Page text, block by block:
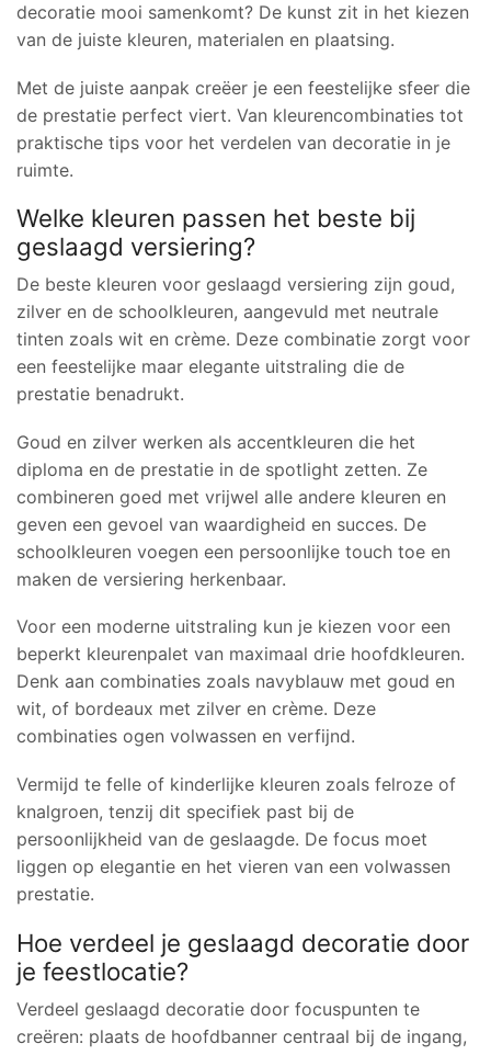
decoratie mooi samenkomt? De kunst zit in het kiezen
van de juiste kleuren, materialen en plaatsing.
Met de juiste aanpak creëer je een feestelijke sfeer die
de prestatie perfect viert. Van kleurencombinaties tot
praktische tips voor het verdelen van decoratie in je
ruimte.
Welke kleuren passen het beste bij
geslaagd versiering?
De beste kleuren voor geslaagd versiering zijn goud,
zilver en de schoolkleuren, aangevuld met neutrale
tinten zoals wit en crème. Deze combinatie zorgt voor
een feestelijke maar elegante uitstraling die de
prestatie benadrukt.
Goud en zilver werken als accentkleuren die het
diploma en de prestatie in de spotlight zetten. Ze
combineren goed met vrijwel alle andere kleuren en
geven een gevoel van waardigheid en succes. De
schoolkleuren voegen een persoonlijke touch toe en
maken de versiering herkenbaar.
Voor een moderne uitstraling kun je kiezen voor een
beperkt kleurenpalet van maximaal drie hoofdkleuren.
Denk aan combinaties zoals navyblauw met goud en
wit, of bordeaux met zilver en crème. Deze
combinaties ogen volwassen en verfijnd.
Vermijd te felle of kinderlijke kleuren zoals felroze of
knalgroen, tenzij dit specifiek past bij de
persoonlijkheid van de geslaagde. De focus moet
liggen op elegantie en het vieren van een volwassen
prestatie.
Hoe verdeel je geslaagd decoratie door
je feestlocatie?
Verdeel geslaagd decoratie door focuspunten te
creëren: plaats de hoofdbanner centraal bij de ingang,